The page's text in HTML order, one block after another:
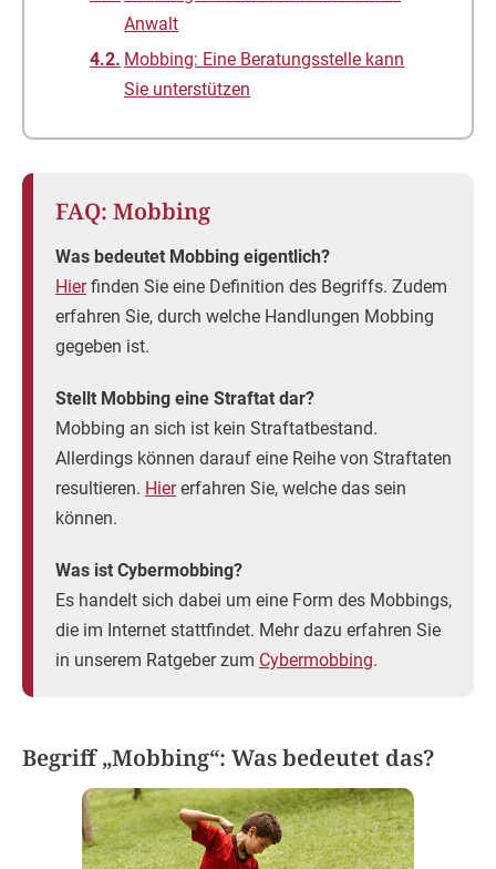
Anwalt
Mobbing: Eine Beratungsstelle kann
Sie unterstützen
FAQ: Mobbing
Was bedeutet Mobbing eigentlich?
Hierfinden Sie eine Definition des Begriffs. Zudem
erfahren Sie, durch welche Handlungen Mobbing
gegeben ist.
Stellt Mobbing eine Straftat dar?
Mobbing an sich ist kein Straftatbestand.
Allerdings können darauf eine Reihe von Straftaten
resultieren. Hiererfahren Sie, welche das sein
können.
Was ist Cybermobbing?
Es handelt sich dabei um eine Form des Mobbings,
die im Internet stattfindet. Mehr dazu erfahren Sie
in unserem Ratgeber zum Cybermobbing.
Begriff „Mobbing“: Was bedeutet das?